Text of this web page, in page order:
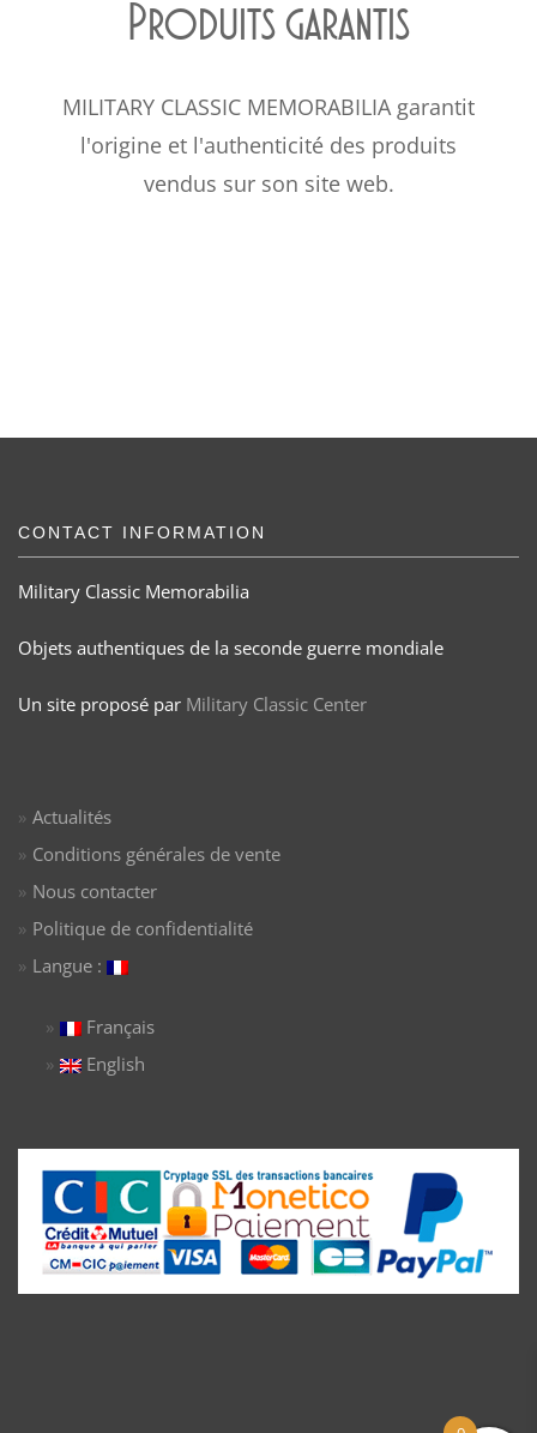
Produits garantis
MILITARY CLASSIC MEMORABILIA garantit
l'origine et l'authenticité des produits
vendus sur son site web.
CONTACT INFORMATION
Military Classic Memorabilia
Objets authentiques de la seconde guerre mondiale
Un site proposé par Military Classic Center
Actualités
Conditions générales de vente
Nous contacter
Politique de confidentialité
Langue :
Français
English